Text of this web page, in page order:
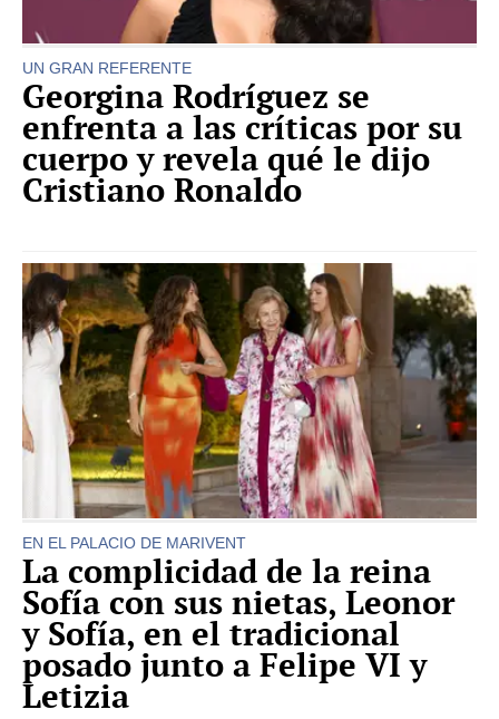
UN GRAN REFERENTE
Georgina Rodríguez se
enfrenta a las críticas por su
cuerpo y revela qué le dijo
Cristiano Ronaldo
EN EL PALACIO DE MARIVENT
La complicidad de la reina
Sofía con sus nietas, Leonor
y Sofía, en el tradicional
posado junto a Felipe VI y
Letizia